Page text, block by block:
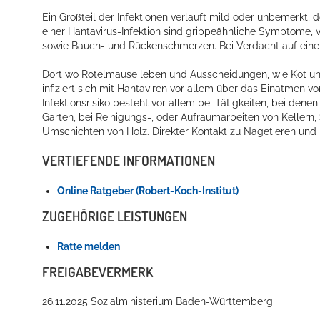
Ein Großteil der Infektionen verläuft mild oder
einer Hantavirus-Infektion sind grippeähnliche Symptome,
sowie Bauch- und Rückenschmerzen. Bei Verdacht auf
Dort wo Rötelmäuse leben und Ausscheidungen, wie Kot
infiziert sich mit Hantaviren vor allem über das Einatmen
Infektionsrisiko besteht vor allem bei Tätigkeiten, bei
Garten, bei Reinigungs-, oder Aufräumarbeiten von
Umschichten von Holz. Direkter Kontakt zu Nagetieren
VERTIEFENDE INFORMATIONEN
Online Ratgeber (Robert-Koch-Institut)
ZUGEHÖRIGE LEISTUNGEN
Ratte melden
FREIGABEVERMERK
26.11.2025 Sozialministerium Baden-Württemberg